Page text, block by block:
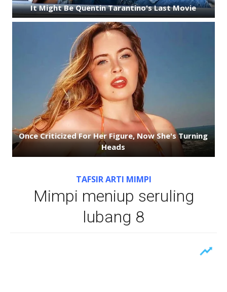
TAFSIR ARTI MIMPI
Mimpi meniup seruling
lubang 8